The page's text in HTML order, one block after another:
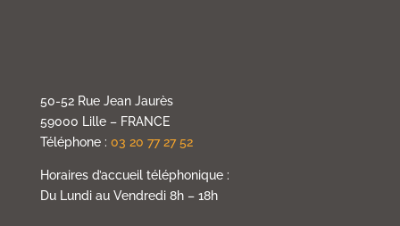
50-52 Rue Jean Jaurès
59000 Lille – FRANCE
Téléphone : 03 20 77 27 52
Horaires d’accueil téléphonique :
Du Lundi au Vendredi 8h – 18h